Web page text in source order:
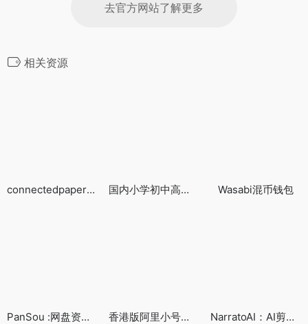
去官方网站了解更多
相关资源
connectedpapers：论文关系可视化平台 国内小学初中高中课本 Wasabi混币钱包
PanSou :网盘资源搜索项目 香港版阿里小号年费36港币短信套餐 NarratoAI：AI剪辑解说视频工具